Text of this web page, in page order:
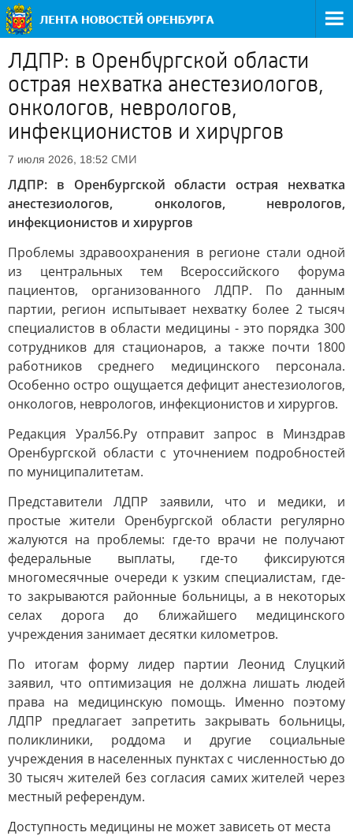
ЛДПР: в Оренбургской области
острая нехватка анестезиологов,
онкологов, неврологов,
инфекционистов и хирургов
7 июля 2026, 18:52 СМИ
ЛДПР: в Оренбургской области острая нехватка
анестезиологов, онкологов, неврологов,
инфекционистов и хирургов
Проблемы здравоохранения в регионе стали одной
из центральных тем Всероссийского форума
пациентов, организованного ЛДПР. По данным
партии, регион испытывает нехватку более 2 тысяч
специалистов в области медицины - это порядка 300
сотрудников для стационаров, а также почти 1800
работников среднего медицинского персонала.
Особенно остро ощущается дефицит анестезиологов,
онкологов, неврологов, инфекционистов и хирургов.
Редакция Урал56.Ру отправит запрос в Минздрав
Оренбургской области с уточнением подробностей
по муниципалитетам.
Представители ЛДПР заявили, что и медики, и
простые жители Оренбургской области регулярно
жалуются на проблемы: где-то врачи не получают
федеральные выплаты, где-то фиксируются
многомесячные очереди к узким специалистам, где-
то закрываются районные больницы, а в некоторых
селах дорога до ближайшего медицинского
учреждения занимает десятки километров.
По итогам форму лидер партии Леонид Слуцкий
заявил, что оптимизация не должна лишать людей
права на медицинскую помощь. Именно поэтому
ЛДПР предлагает запретить закрывать больницы,
поликлиники, роддома и другие социальные
учреждения в населенных пунктах с численностью до
30 тысяч жителей без согласия самих жителей через
местный референдум.
Доступность медицины не может зависеть от места